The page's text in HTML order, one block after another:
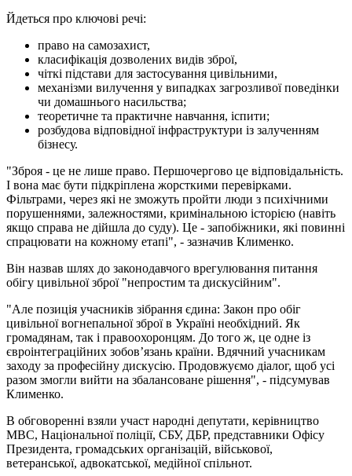
Йдеться про ключові речі:
право на самозахист,
класифікація дозволених видів зброї,
чіткі підстави для застосування цивільними,
механізми вилучення у випадках загрозливої поведінки
чи домашнього насильства;
теоретичне та практичне навчання, іспити;
розбудова відповідної інфраструктури із залученням
бізнесу.
"Зброя - це не лише право. Першочергово це відповідальність.
І вона має бути підкріплена жорсткими перевірками.
Фільтрами, через які не зможуть пройти люди з психічними
порушеннями, залежностями, кримінальною історією (навіть
якщо справа не дійшла до суду). Це - запобіжники, які повинні
спрацювати на кожному етапі", - зазначив Клименко.
Він назвав шлях до законодавчого врегулювання питання
обігу цивільної зброї "непростим та дискусійним".
"Але позиція учасників зібрання єдина: Закон про обіг
цивільної вогнепальної зброї в Україні необхідний. Як
громадянам, так і правоохоронцям. До того ж, це одне із
євроінтеграційних зобов’язань країни. Вдячний учасникам
заходу за професійну дискусію. Продовжуємо діалог, щоб усі
разом змогли вийти на збалансоване рішення", - підсумував
Клименко.
В обговоренні взяли участ народні депутати, керівництво
МВС, Національної поліції, СБУ, ДБР, представники Офісу
Президента, громадських організацій, військової,
ветеранської, адвокатської, медійної спільнот.